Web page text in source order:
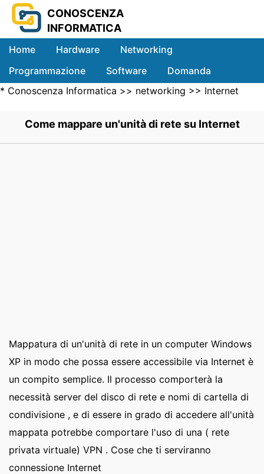
CONOSCENZA
INFORMATICA
Home Hardware
Networking
Programmazione
Software
Domanda
Sistemi
* Conoscenza Informatica >> networking >> Internet
Come mappare un'unità di rete su Internet
Mappatura di un'unità di rete in un computer Windows
XP in modo che possa essere accessibile via Internet è
un compito semplice. Il processo comporterà la
necessità server del disco di rete e nomi di cartella di
condivisione , e di essere in grado di accedere all'unità
mappata potrebbe comportare l'uso di una ( rete
privata virtuale) VPN . Cose che ti serviranno
connessione Internet